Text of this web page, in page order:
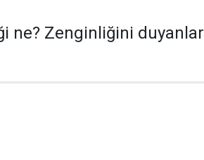
ne? Zenginliğini duyanlar